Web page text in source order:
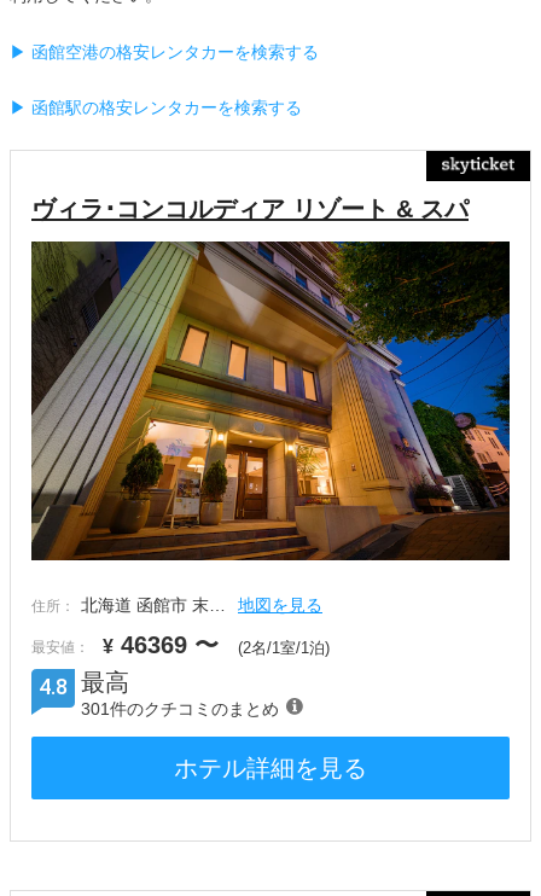
▶ 函館空港の格安レンタカーを検索する
▶ 函館駅の格安レンタカーを検索する
ヴィラ･コンコルディア リゾート & スパ
住所： 北海道 函館市 末… 地図を見る
最安値： ¥ 46369 〜 (2名/1室/1泊)
4.8 最高
301件のクチコミのまとめ
ホテル詳細を見る